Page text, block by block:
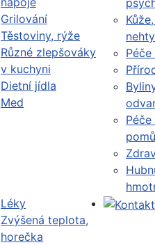
Grilování
Těstoviny, rýže
Různé zlepšováky
v kuchyni
Dietní jídla
Med
nehty
Léky
Zvýšená teplota,
horečka